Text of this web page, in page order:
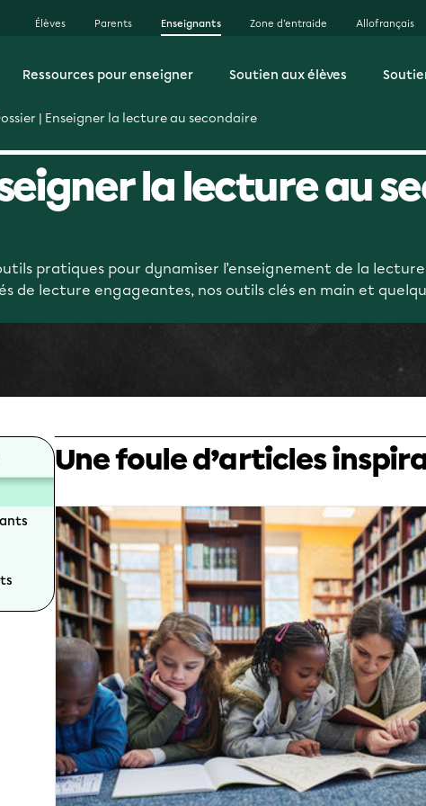
Élèves Parents Enseignants Zone d’entraide Allofrançais
Ressources pour enseigner Soutien aux élèves
| Enseigner la lecture au secondaire
la lecture au
pratiques pour dynamiser l’enseignement de la
de lecture engageantes, nos outils clés en main et
Une foule d’articles